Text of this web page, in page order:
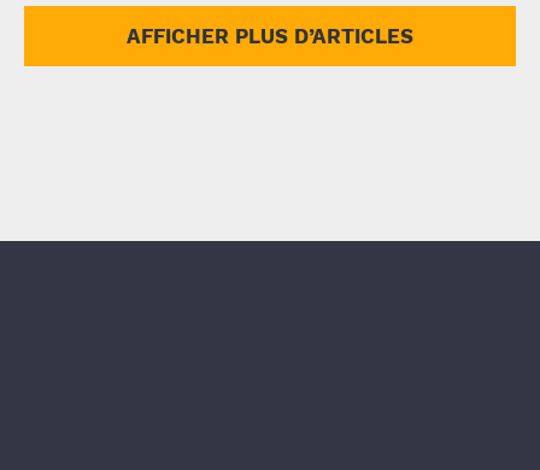
AFFICHER PLUS D’ARTICLES
CERTIFICATIONS